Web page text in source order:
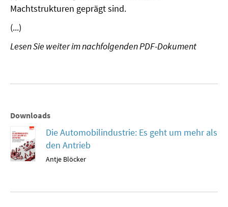
SOMMERSCHULE 2014
SOMMERSCHULE 2011
SOMMERSCHULE 2010
SOMMERSCHULE 2009
Machtstrukturen geprägt sind.
(...)
Lesen Sie weiter im nachfolgenden PDF-Dokument
Downloads
Die Automobilindustrie: Es geht um mehr als
den Antrieb
Antje Blöcker